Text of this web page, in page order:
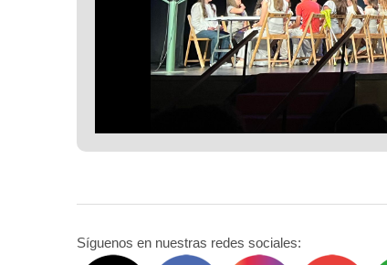
Síguenos en nuestras redes sociales: